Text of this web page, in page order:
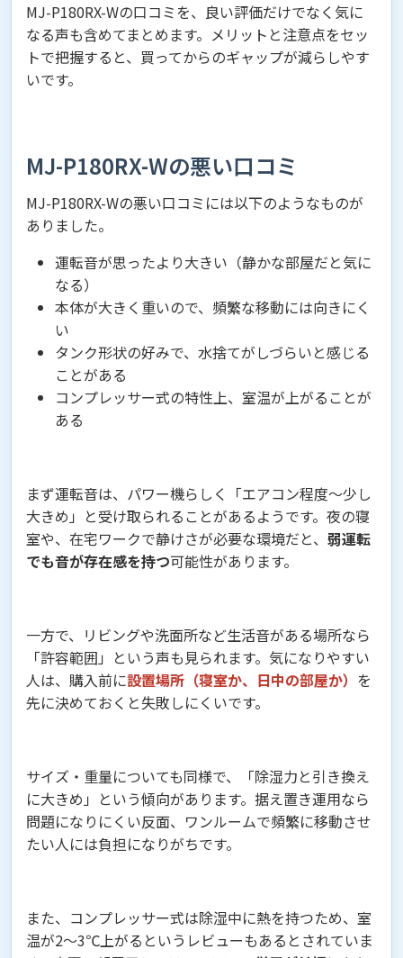
MJ-P180RX-Wの口コミを、良い評価だけでなく気に
なる声も含めてまとめます。メリットと注意点をセッ
トで把握すると、買ってからのギャップが減らしやす
いです。
MJ-P180RX-Wの悪い口コミ
MJ-P180RX-Wの悪い口コミには以下のようなものが
ありました。
運転音が思ったより大きい（静かな部屋だと気に
なる）
本体が大きく重いので、頻繁な移動には向きにく
い
タンク形状の好みで、水捨てがしづらいと感じる
ことがある
コンプレッサー式の特性上、室温が上がることが
ある
まず運転音は、パワー機らしく「エアコン程度〜少し
大きめ」と受け取られることがあるようです。夜の寝
室や、在宅ワークで静けさが必要な環境だと、 弱運転
でも音が存在感を持つ可能性があります。
一方で、リビングや洗面所など生活音がある場所なら
「許容範囲」という声も見られます。気になりやすい
人は、購入前に設置場所（寝室か、日中の部屋か） を
先に決めておくと失敗しにくいです。
サイズ・重量についても同様で、「除湿力と引き換え
に大きめ」という傾向があります。据え置き運用なら
問題になりにくい反面、ワンルームで頻繁に移動させ
たい人には負担になりがちです。
また、コンプレッサー式は除湿中に熱を持つため、室
温が2〜3℃上がるというレビューもあるとされていま